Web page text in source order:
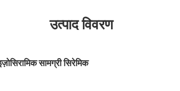
उत्पाद विवरण
सामग्री सिरेमिक